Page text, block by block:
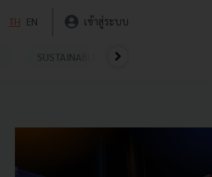
TH EN เข้าสู่ระบบ
SUSTAINABLE